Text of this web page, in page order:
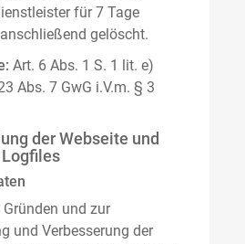
für 7 Tage
gelöscht.
Art. 6 Abs. 1 S. 1 lit. e)
Abs. 7 GwG i.V.m. § 3
der Webseite und
und zur
und Verbesserung der